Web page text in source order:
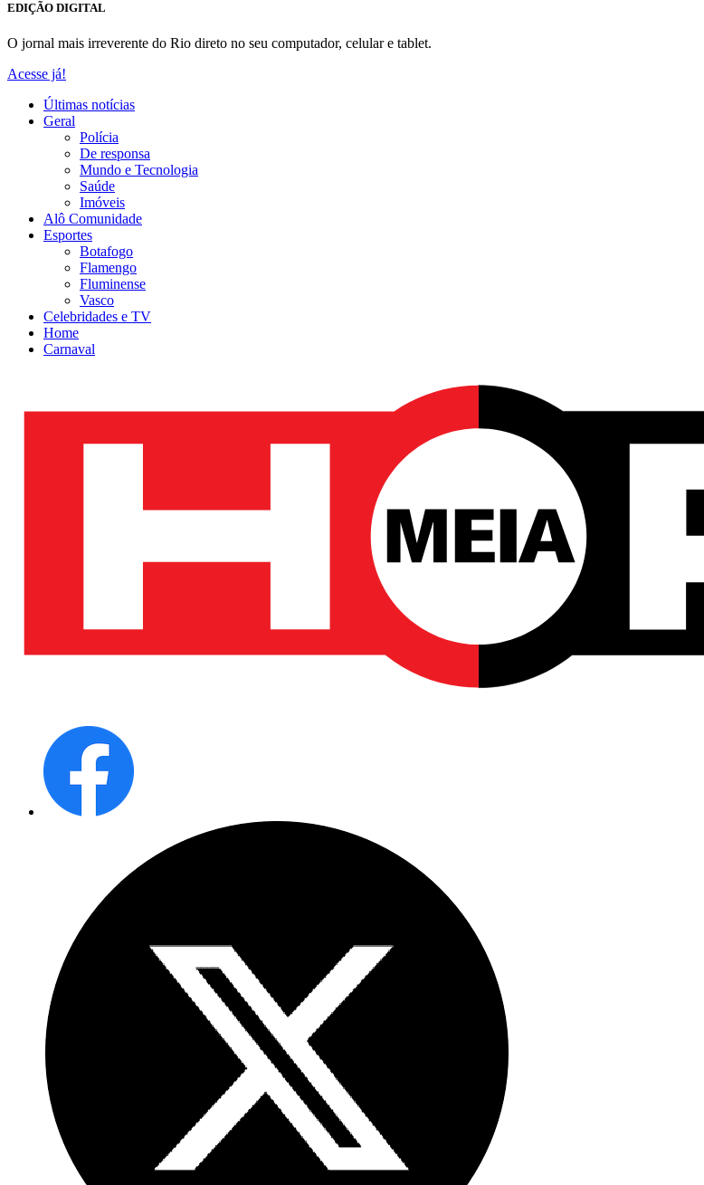
EDIÇÃO DIGITAL
O jornal mais irreverente do Rio direto no seu computador, celular e tablet.
Acesse já!
Últimas notícias
Geral
Polícia
De responsa
Mundo e Tecnologia
Saúde
Imóveis
Alô Comunidade
Esportes
Botafogo
Flamengo
Fluminense
Vasco
Celebridades e TV
Home
Carnaval